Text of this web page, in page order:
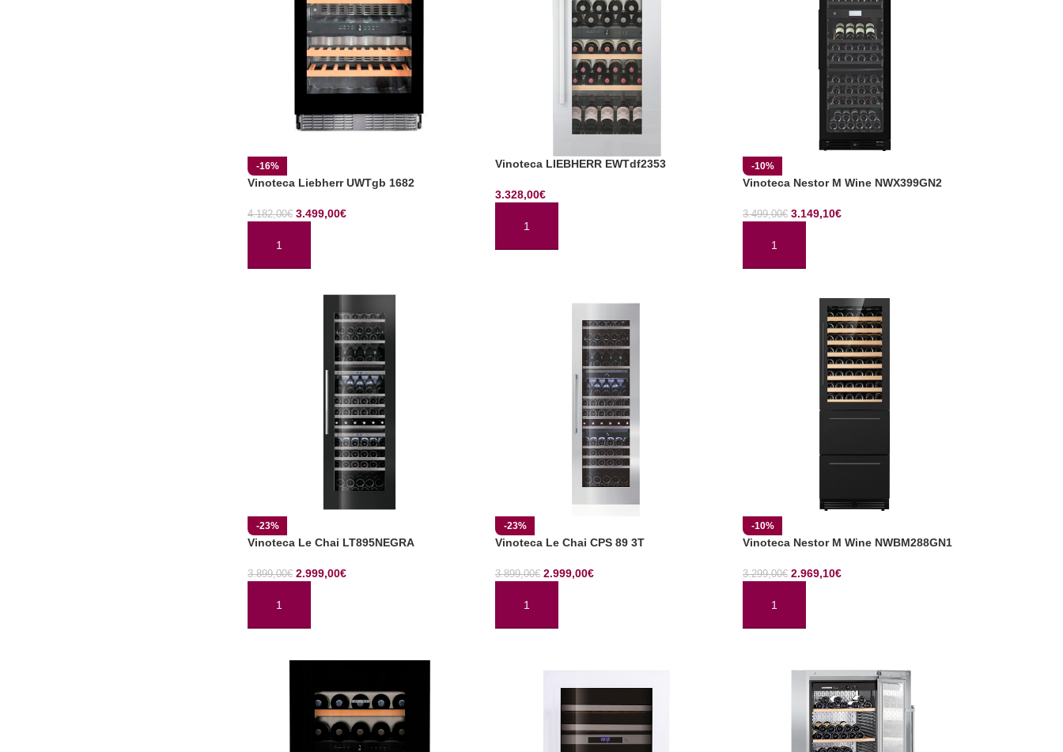
-16%
Vinoteca Liebherr UWTgb 1682
4.182,00€ 3.499,00€
AÑADIR AL CARRITO
Vinoteca LIEBHERR EWTdf2353
3.328,00€
AÑADIR AL CARRITO
-10%
Vinoteca Nestor M Wine NWX399GN2
3.499,00€ 3.149,10€
AÑADIR AL CARRITO
-23%
Vinoteca Le Chai LT895NEGRA
3.899,00€ 2.999,00€
AÑADIR AL CARRITO
-23%
Vinoteca Le Chai CPS 89 3T
3.899,00€ 2.999,00€
AÑADIR AL CARRITO
-10%
Vinoteca Nestor M Wine NWBM288GN1
3.299,00€ 2.969,10€
AÑADIR AL CARRITO